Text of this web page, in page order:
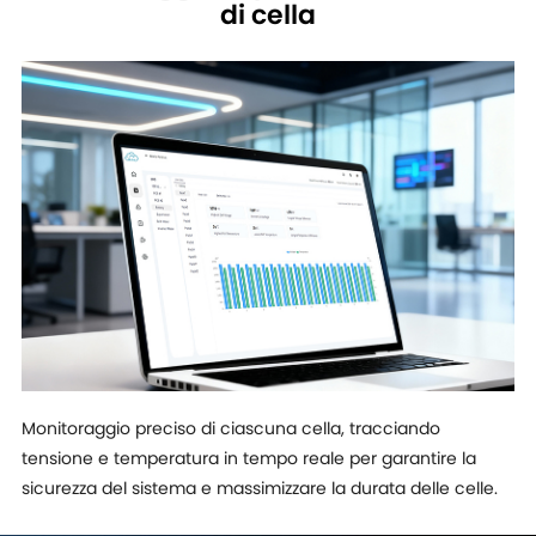
di cella
Monitoraggio preciso di ciascuna cella, tracciando
tensione e temperatura in tempo reale per garantire la
sicurezza del sistema e massimizzare la durata delle celle.